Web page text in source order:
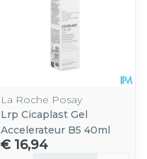
La Roche Posay
Lrp Cicaplast Gel
Accelerateur B5 40ml
€ 16,94